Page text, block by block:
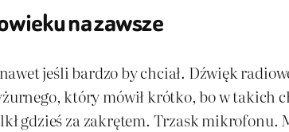
na zawsze
jeśli bardzo by chciał. Dźwięk
który mówił krótko, bo w
gdzieś za zakrętem. Trzask